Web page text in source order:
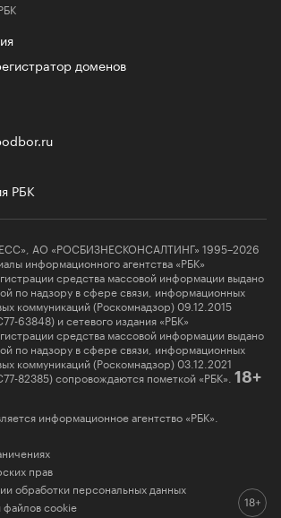
доменов
РБК
АО «РОСБИЗНЕСКОНСАЛТИНГ» 1995–2026
информационного агентства «РБК»
средства массовой информации выдано
по надзору в сфере связи, информационных
коммуникаций (Роскомнадзор) 09.12.2015
63848) и сетевого издания «РБК»
средства массовой информации выдано
по надзору в сфере связи, информационных
коммуникаций (Роскомнадзор) 03.12.2021
82385) сопровождаются пометкой «РБК». 18+
информационное агентство «РБК».
прав
обработки персональных данных
файлов cookie